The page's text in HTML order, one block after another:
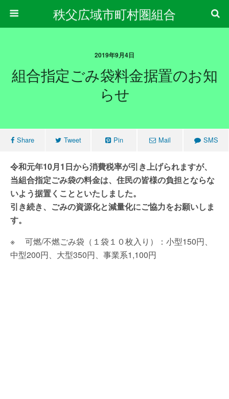
秩父広域市町村圏組合
2019年9月4日
組合指定ごみ袋料金据置のお知
らせ
Share Tweet Pin Mail SMS
令和元年10月1日から消費税率が引き上げられますが、
当組合指定ごみ袋の料金は、住民の皆様の負担とならな
いよう据置くことといたしました。
引き続き、ごみの資源化と減量化にご協力をお願いしま
す。
※ 可燃/不燃ごみ袋（１袋１０枚入り）：小型150円、
中型200円、大型350円、事業系1,100円